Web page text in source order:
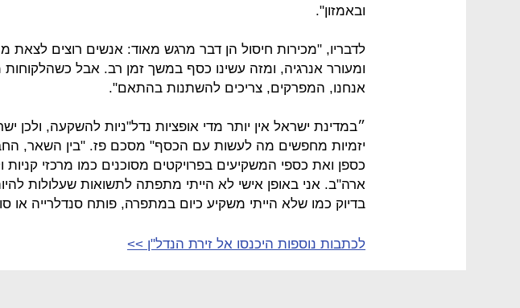
ובאמזון".
לדבריו, "מכירות חיסול הן דבר מרגש מאוד: אנשים רוצים לצאת
ומעורר אנרגיה, ומזה עשינו כסף במשך זמן רב. אבל
אנחנו, המפרקים, צריכים להשתנות בהתאם".
״במדינת ישראל אין יותר מדי אופציות נדל"ניות להשקעה, ולכן
יזמיות מחפשים מה לעשות עם הכסף" מסכם פז. "בין השאר,
כספן ואת כספי המשקיעים בפרויקטים מסוכנים כמו מרכזי קניות
ארה"ב. אני באופן אישי לא הייתי מתפתה לתשואות שעלולות
בדיוק כמו שלא הייתי משקיע כיום במתפרה, פותח סנדלרייה או
לכתבות נוספות היכנסו אל זירת הנדל"ן >>